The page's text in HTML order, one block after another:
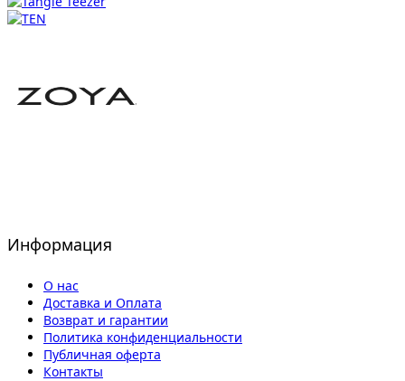
Информация
О нас
Доставка и Оплата
Возврат и гарантии
Политика конфиденциальности
Публичная оферта
Контакты